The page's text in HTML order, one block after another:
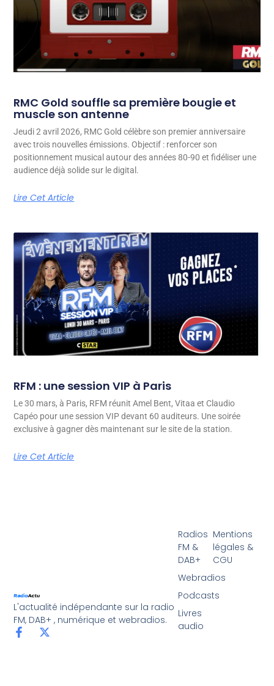
RMC Gold souffle sa première bougie et
muscle son antenne
Jeudi 2 avril 2026, RMC Gold célèbre son premier anniversaire
avec trois nouvelles émissions. Objectif : renforcer son
positionnement musical autour des années 80-90 et fidéliser une
audience déjà solide sur le digital.
Lire Cet Article
RFM : une session VIP à Paris
Le 30 mars, à Paris, RFM réunit Amel Bent, Vitaa et Claudio
Capéo pour une session VIP devant 60 auditeurs. Une soirée
exclusive à gagner dès maintenant sur le site de la station.
Lire Cet Article
L'actualité indépendante sur la radio
FM, DAB+ , numérique et webradios.
Radios
FM &
DAB+
Webradios
Podcasts
Livres
audio
Mentions
légales &
CGU